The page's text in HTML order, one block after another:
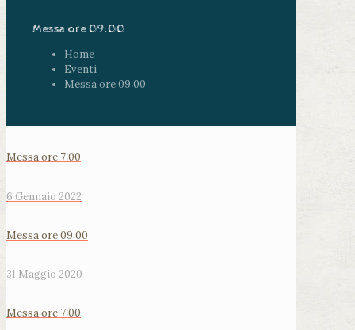
Messa ore 09:00
Home
Eventi
Messa ore 09:00
Messa ore 7:00
6 Gennaio 2022
Messa ore 09:00
31 Maggio 2020
Messa ore 7:00